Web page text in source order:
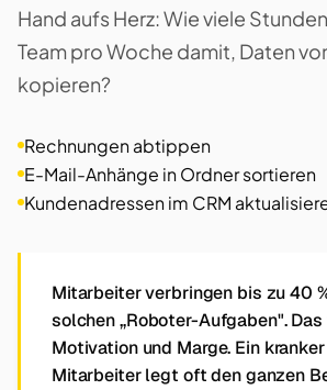
Hand aufs Herz: Wie viele
Team pro Woche damit, Daten
kopieren?
Rechnungen abtippen
E-Mail-Anhänge in Ordner sortieren
Kundenadressen im CRM
Mitarbeiter verbringen bis zu 40
solchen „Roboter-Aufgaben".
Motivation und Marge. Ein
Mitarbeiter legt oft den ganzen